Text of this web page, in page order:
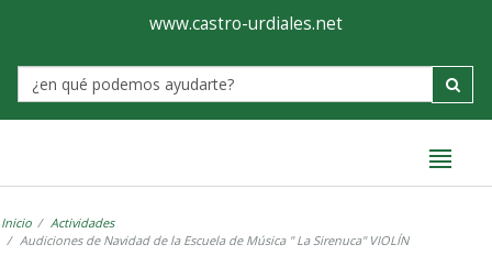
Ayuntamiento
de
Castro-
www.castro-urdiales.net
Label
Inicio
Actividades
Audiciones de Navidad de la Escuela de Música " La Sirenuca" VIOLÍN